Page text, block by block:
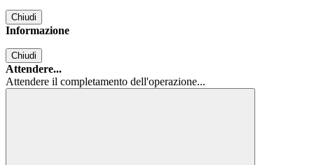
Chiudi
Informazione
Chiudi
Attendere...
Attendere il completamento dell'operazione...